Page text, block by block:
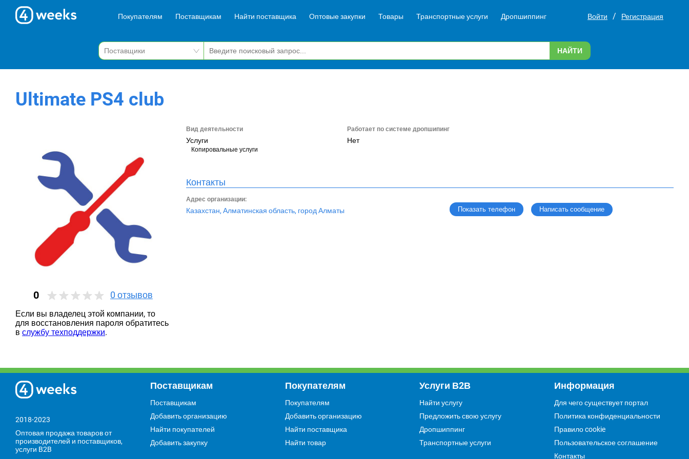
Покупателям Поставщикам Найти поставщика Оптовые закупки Товары Транспортные услуги Дропшиппинг Войти / Регистрация
НАЙТИ
Ultimate PS4 club
0 0 отзывов
Если вы владелец этой компании, то
для восстановления пароля обратитесь
в службу техподдержки.
Вид деятельности
Услуги
Копировальные услуги
Работает по системе дропшипинг
Нет
Контакты
Адрес организации:
Казахстан, Алматинская область, город Алматы Показать телефон Написать сообщение
Если Вас заинтересовала наша
организации, напиши нам.
Мы с Вами свяжемся.
2018-2023
Оптовая продажа товаров от
производителей и поставщиков,
услуги B2B
Поставщикам
Поставщикам
Добавить организацию
Найти покупателей
Добавить закупку
Покупателям
Покупателям
Добавить организацию
Найти поставщика
Найти товар
Услуги В2В
Найти услугу
Предложить свою услугу
Дропшиппинг
Транспортные услуги
Информация
Для чего существует портал
Политика конфиденциальности
Правило cookie
Пользовательское соглашение
Контакты